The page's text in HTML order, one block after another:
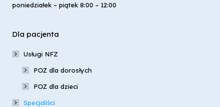
poniedziałek – piątek 8:00 – 12:00
Dla pacjenta
Usługi NFZ
POZ dla dorosłych
POZ dla dzieci
Specjaliści